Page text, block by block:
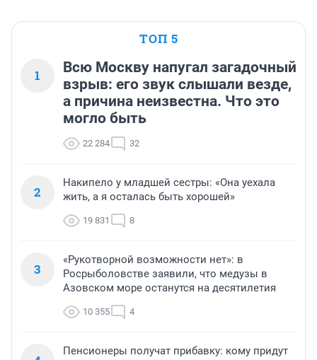
ТОП 5
1
Всю Москву напугал загадочный
взрыв: его звук слышали везде,
а причина неизвестна. Что это
могло быть
22 284 32
2
Накипело у младшей сестры: «Она уехала
жить, а я осталась быть хорошей»
19 831 8
3
«Рукотворной возможности нет»: в
Росрыболовстве заявили, что медузы в
Азовском море останутся на десятилетия
10 355 4
Пенсионеры получат прибавку: кому придут